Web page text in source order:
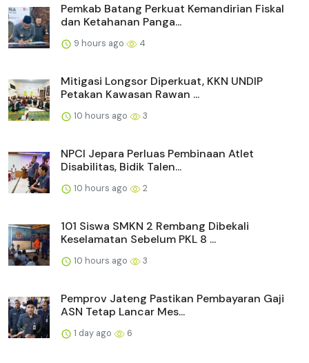
Pemkab Batang Perkuat Kemandirian Fiskal
dan Ketahanan Panga...
9 hours ago 4
Mitigasi Longsor Diperkuat, KKN UNDIP
Petakan Kawasan Rawan ...
10 hours ago 3
NPCI Jepara Perluas Pembinaan Atlet
Disabilitas, Bidik Talen...
10 hours ago 2
101 Siswa SMKN 2 Rembang Dibekali
Keselamatan Sebelum PKL 8 ...
10 hours ago 3
Pemprov Jateng Pastikan Pembayaran Gaji
ASN Tetap Lancar Mes...
1 day ago 6